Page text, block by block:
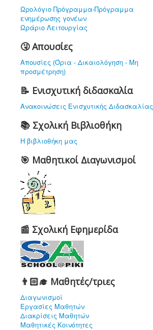
Ωρολόγιο Πρόγραμμα-Πρόγραμμα
ενημέρωσης γονέων
Ωράριο Λειτουργίας
🤧 Απουσίες
Απουσίες (Όρια - Δικαιολόγηση - Μη
προσμέτρηση)
📝 Ενισχυτική διδασκαλία
Ανακοινώσεις Ενισχυτικής Διδασκαλίας
📚 Σχολική Βιβλιοθήκη
Η βιβλιοθήκη μας
🎯 Μαθητικοί Διαγωνισμοί
📰 Σχολική Εφημερίδα
👨🏻‍🎓 Μαθητές/τριες
Διαγωνισμοί
Εργασίες Μαθητών
Διακρίσεις Μαθητών
Μαθητικές Κοινότητες